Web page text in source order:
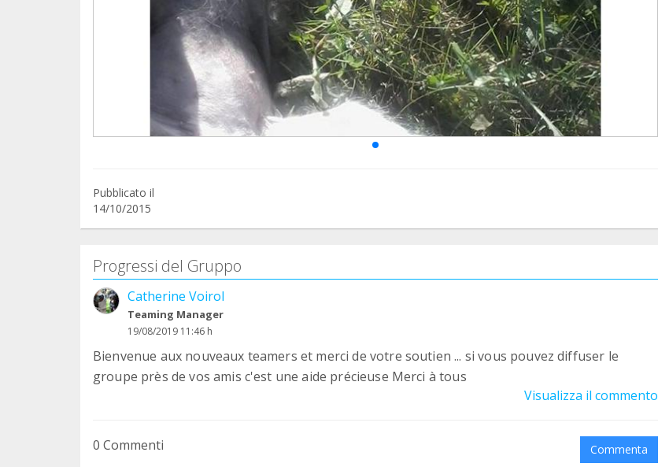
Pubblicato il
14/10/2015
Progressi del Gruppo
Catherine Voirol
Teaming Manager
19/08/2019 11:46 h
Bienvenue aux nouveaux teamers et merci de votre soutien ... si vous pouvez diffuser le
groupe près de vos amis c'est une aide précieuse Merci à tous
Visualizza il commento
0 Commenti Commenta